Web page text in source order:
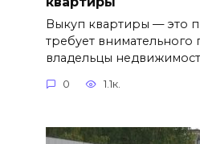
Выкуп квартиры — это
требует
владельцы
0 1.1к.